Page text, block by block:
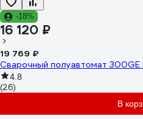
-18%
16 120 ₽
19 769 ₽
Сварочный полуавтомат
4.8
(26)
В